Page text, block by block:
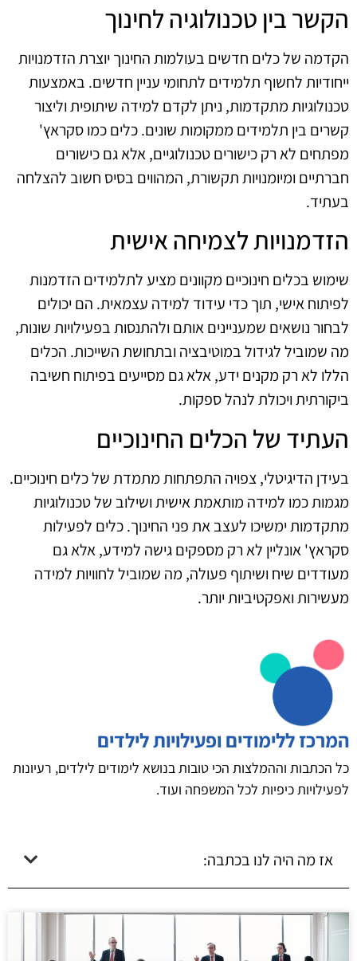
הקשר בין טכנולוגיה לחינוך
הקדמה של כלים חדשים בעולמות החינוך יוצרת הזדמנויות
ייחודיות לחשוף תלמידים לתחומי עניין חדשים. באמצעות
טכנולוגיות מתקדמות, ניתן לקדם למידה שיתופית וליצור
קשרים בין תלמידים ממקומות שונים. כלים כמו סקראץ'
מפתחים לא רק כישורים טכנולוגיים, אלא גם כישורים
חברתיים ומיומנויות תקשורת, המהווים בסיס חשוב להצלחה
בעתיד.
הזדמנויות לצמיחה אישית
שימוש בכלים חינוכיים מקוונים מציע לתלמידים הזדמנות
לפיתוח אישי, תוך כדי עידוד למידה עצמאית. הם יכולים
לבחור נושאים שמעניינים אותם ולהתנסות בפעילויות שונות,
מה שמוביל לגידול במוטיבציה ובתחושת השייכות. הכלים
הללו לא רק מקנים ידע, אלא גם מסייעים בפיתוח חשיבה
ביקורתית ויכולת לנהל ספקות.
העתיד של הכלים החינוכיים
בעידן הדיגיטלי, צפויה התפתחות מתמדת של כלים חינוכיים.
מגמות כמו למידה מותאמת אישית ושילוב של טכנולוגיות
מתקדמות ימשיכו לעצב את פני החינוך. כלים לפעילות
סקראץ' אונליין לא רק מספקים גישה למידע, אלא גם
מעודדים שיח ושיתוף פעולה, מה שמוביל לחוויות למידה
מעשירות ואפקטיביות יותר.
המרכז ללימודים ופעילויות לילדים
כל הכתבות וההמלצות הכי טובות בנושא לימודים לילדים, רעיונות
לפעילויות כיפיות לכל המשפחה ועוד.
אז מה היה לנו בכתבה: